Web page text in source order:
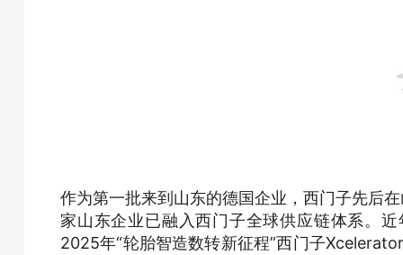
作为第一批来到山东的德国企业，西门子先后
家山东企业已融入西门子全球供应链体系。
2025年“轮胎智造数转新征程”西门子